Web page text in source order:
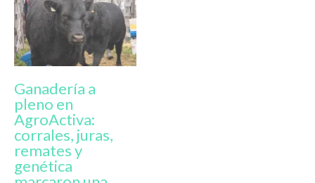
Ganadería a
pleno en
AgroActiva:
corrales, juras,
remates y
genética